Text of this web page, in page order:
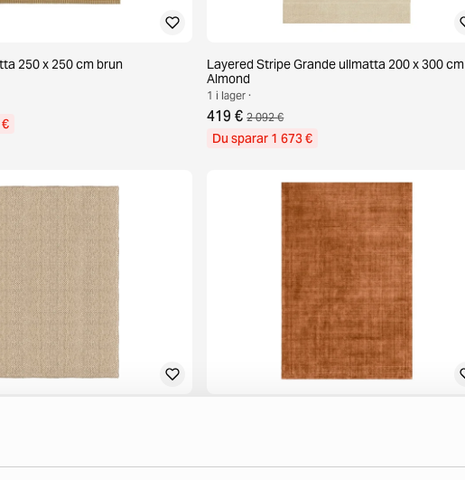
250 x 250 cm brun
Layered Stripe Grande ullmatta 200 x 300 cm
Almond
1 i lager ·
419 € 2 092 €
Du sparar 1 673 €
130 €